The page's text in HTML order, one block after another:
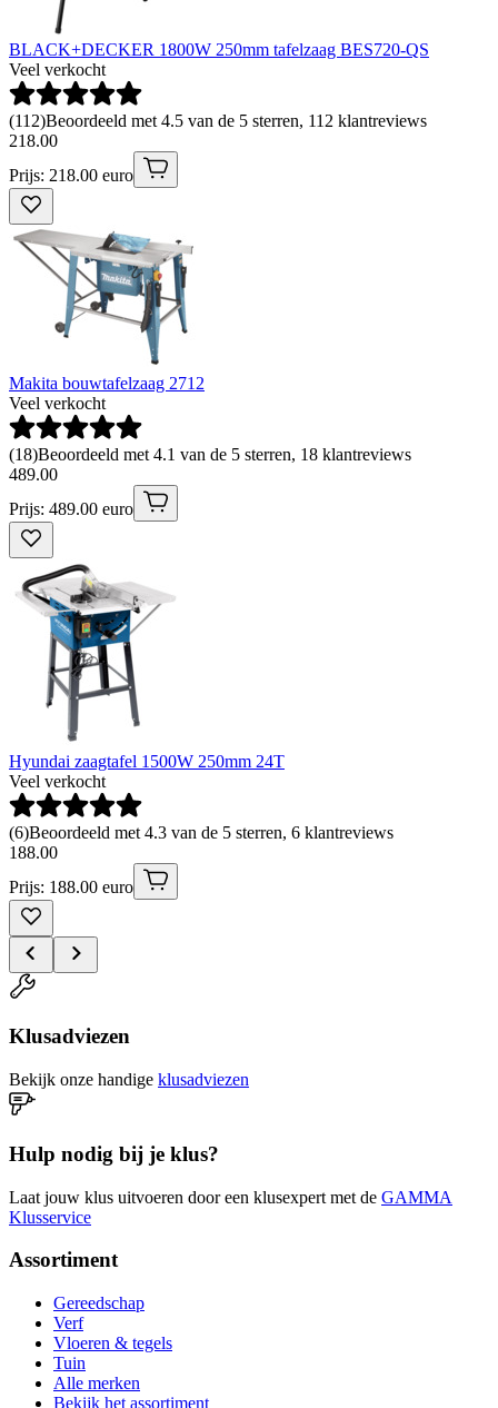
BLACK+DECKER 1800W 250mm tafelzaag BES720-QS
Veel verkocht
(112)Beoordeeld met 4.5 van de 5 sterren, 112 klantreviews
218.00
Prijs: 218.00 euro
Makita bouwtafelzaag 2712
Veel verkocht
(18)Beoordeeld met 4.1 van de 5 sterren, 18 klantreviews
489.00
Prijs: 489.00 euro
Hyundai zaagtafel 1500W 250mm 24T
Veel verkocht
(6)Beoordeeld met 4.3 van de 5 sterren, 6 klantreviews
188.00
Prijs: 188.00 euro
Klusadviezen
Bekijk onze handige klusadviezen
Hulp nodig bij je klus?
Laat jouw klus uitvoeren door een klusexpert met de GAMMA
Klusservice
Assortiment
Gereedschap
Verf
Vloeren & tegels
Tuin
Alle merken
Bekijk het assortiment